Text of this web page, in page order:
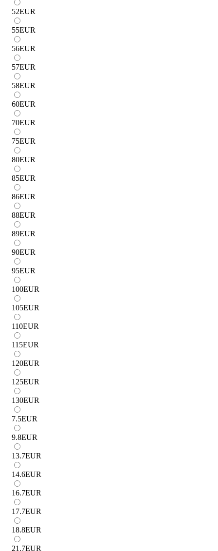
52EUR
55EUR
56EUR
57EUR
58EUR
60EUR
70EUR
75EUR
80EUR
85EUR
86EUR
88EUR
89EUR
90EUR
95EUR
100EUR
105EUR
110EUR
115EUR
120EUR
125EUR
130EUR
7.5EUR
9.8EUR
13.7EUR
14.6EUR
16.7EUR
17.7EUR
18.8EUR
21.7EUR